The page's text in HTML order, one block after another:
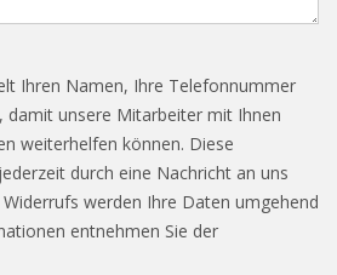
Ihren Namen, Ihre Telefonnummer
damit unsere Mitarbeiter mit Ihnen
weiterhelfen können. Diese
durch eine Nachricht an uns
werden Ihre Daten umgehend
entnehmen Sie der